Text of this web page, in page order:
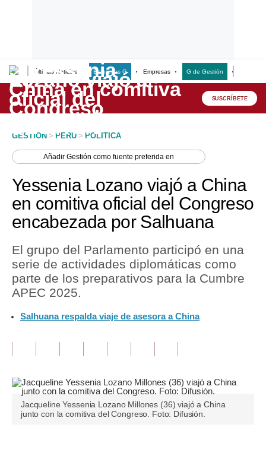
Últimas Noticias Empresas G Empresas G de Gestión
Lo último
Peru Quiosco
Economía
Mercados
Política
Tu Dinero
Finanzas Personales
Plus G
Opinión
Editorial
SUSCRÍBETE
GESTION > PERU > POLITICA
AñadirGestión como fuente preferida en
Yessenia Lozano viajó a China
en comitiva oficial del Congreso
encabezada por Salhuana
El grupo del Parlamento participó en una
serie de actividades diplomáticas como
parte de los preparativos para la Cumbre
APEC 2025.
Salhuana respalda viaje de asesora a China
Jacqueline Yessenia Lozano Millones (36) viajó a China
junto con la comitiva del Congreso. Foto: Difusión.